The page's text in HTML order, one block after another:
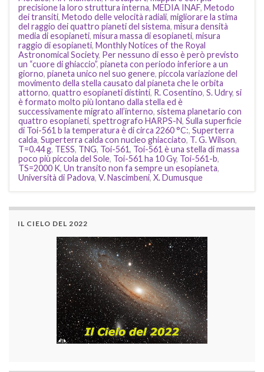
precisione la loro struttura interna, MEDIA INAF, Metodo
dei transiti, Metodo delle velocità radiali, migliorare la stima
del raggio dei quattro pianeti del sistema, misura densità
media di esopianeti, misura massa di esopianeti, misura
raggio di esopianeti, Monthly Notices of the Royal
Astronomical Society, Per nessuno di esso è però previsto
un “cuore di ghiaccio”, pianeta con periodo inferiore a un
giorno, pianeta unico nel suo genere, piccola variazione del
movimento della stella causato dal pianeta che le orbita
attorno, quattro esopianeti distinti, R. Cosentino, S. Udry, si
è formato molto più lontano dalla stella ed è
successivamente migrato all’interno, sistema planetario con
quattro esopianeti, spettrografo HARPS-N, Sulla superficie
di Toi-561 b la temperatura è di circa 2260 °C:, Superterra
calda, Superterra calda con nucleo ghiacciato, T. G. Wilson,
T=0.44 g, TESS, TNG, Toi-561, Toi-561 è una stella di massa
poco più piccola del Sole, Toi-561 ha 10 Gy, Toi-561-b,
TS=2000 K, Un transito non fa sempre un esopianeta,
Università di Padova, V. Nascimbeni, X. Dumusque
IL CIELO DEL 2022